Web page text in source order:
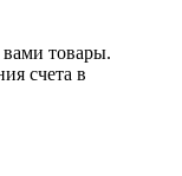
товары.
счета в